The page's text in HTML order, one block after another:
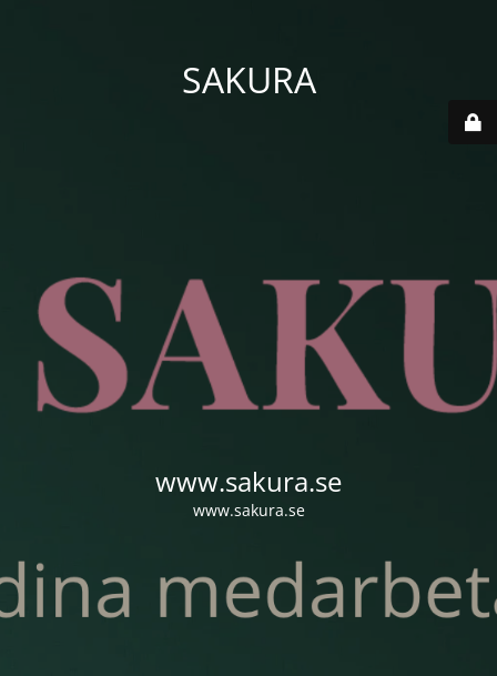
SAKURA
www.sakura.se
www.sakura.se